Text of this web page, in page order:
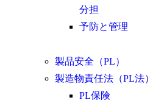
分担
予防と管理
製品安全（PL）
製造物責任法（PL法）
PL保険